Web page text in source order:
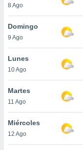
y
más
nuestra
y
de
disponible
8 Ago
Domingo
9 Ago
Lunes
10 Ago
Martes
11 Ago
Miércoles
12 Ago